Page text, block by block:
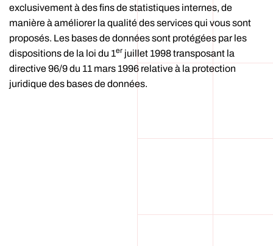
exclusivement à des fins de statistiques internes, de
manière à améliorer la qualité des services qui vous sont
proposés. Les bases de données sont protégées par les
dispositions de la loi du 1er juillet 1998 transposant la
directive 96/9 du 11 mars 1996 relative à la protection
juridique des bases de données.